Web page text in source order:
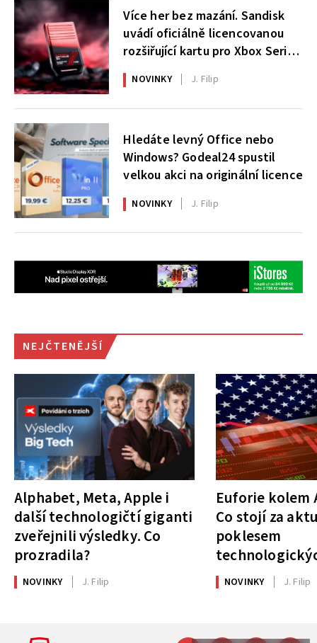
Více her bez mazání. Sandisk
uvádí oficiálně licencovanou
rozšiřující kartu pro Xbox Series
X|S
NOVINKY J. Filip
Hledáte levný Office nebo
Windows? Godeal24 spustil
velkou akci na originální licence
NOVINKY J. Filip
NEJČTENĚJŠÍ
Alphabet, Meta, Apple i
další technologičtí giganti
zveřejnili výsledky. Co
prozradila?
NOVINKY J. Filip
Euforie kolem
Co stojí za
poklesem
NOVINKY J. Filip